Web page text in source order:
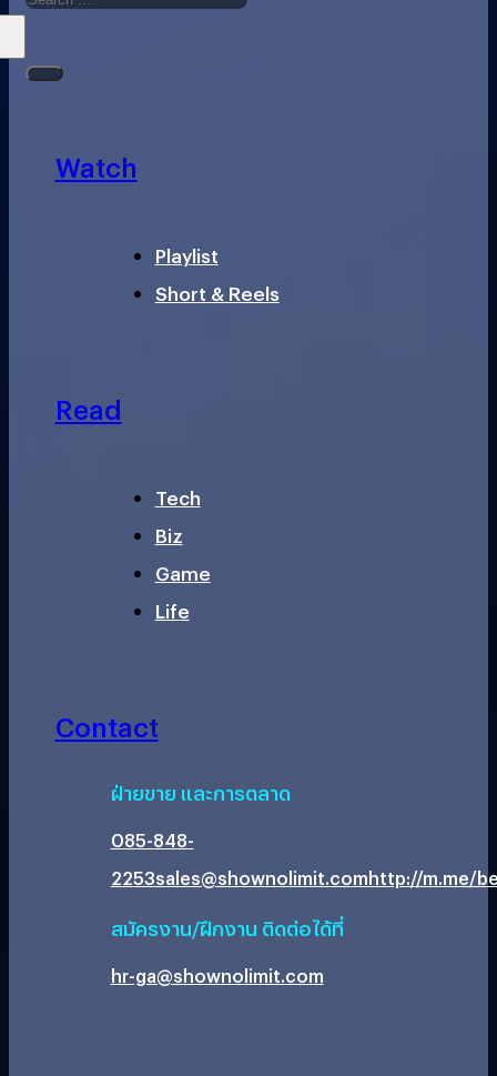
Watch
Playlist
Short & Reels
Read
Tech
Biz
Game
Life
Contact
ฝ่ายขาย และการตลาด
085-848-
2253sales@shownolimit.comhttp://m.me/
สมัครงาน/ฝึกงาน ติดต่อได้ที่
hr-ga@shownolimit.com